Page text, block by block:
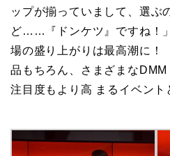
ップが揃っていまして、選ぶ
ど……『ドンケツ』ですね！
場の盛り上がりは最高潮に
品もちろん、さまざまな
注目度もより高 まる イベント